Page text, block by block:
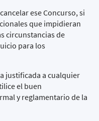
ese Concurso, si
que impidieran
circunstancias de
para los
justificada a cualquier
el buen
y reglamentario de la